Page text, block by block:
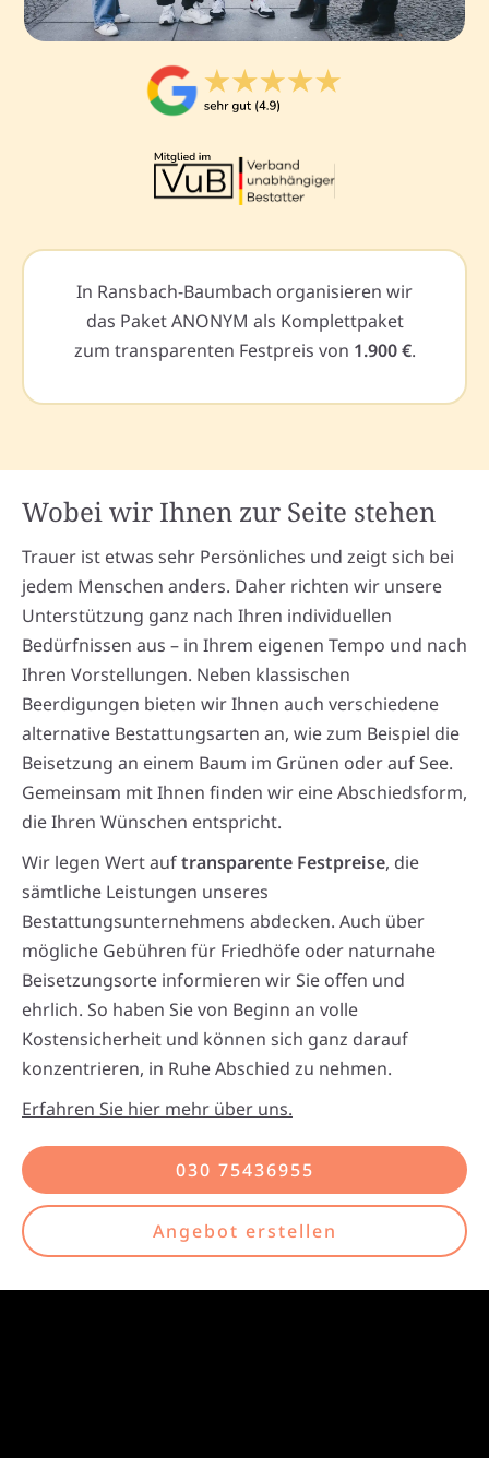
In Ransbach-Baumbach organisieren wir
das Paket ANONYM als Komplettpaket
zum transparenten Festpreis von 1.900 €.
Wobei wir Ihnen zur Seite stehen
Trauer ist etwas sehr Persönliches und zeigt sich bei
jedem Menschen anders. Daher richten wir unsere
Unterstützung ganz nach Ihren individuellen
Bedürfnissen aus – in Ihrem eigenen Tempo und nach
Ihren Vorstellungen. Neben klassischen
Beerdigungen bieten wir Ihnen auch verschiedene
alternative Bestattungsarten an, wie zum Beispiel die
Beisetzung an einem Baum im Grünen oder auf See.
Gemeinsam mit Ihnen finden wir eine Abschiedsform,
die Ihren Wünschen entspricht.
Wir legen Wert auftransparente Festpreise, die
sämtliche Leistungen unseres
Bestattungsunternehmens abdecken. Auch über
mögliche Gebühren für Friedhöfe oder naturnahe
Beisetzungsorte informieren wir Sie offen und
ehrlich. So haben Sie von Beginn an volle
Kostensicherheit und können sich ganz darauf
konzentrieren, in Ruhe Abschied zu nehmen.
Erfahren Sie hier mehr über uns.
030 75436955
Angebot erstellen